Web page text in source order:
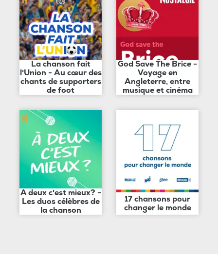
La chanson fait
l'Union - Au cœur des
chants de supporters
de foot
God Save The Brice -
Voyage en
Angleterre, entre
musique et cinéma
A deux c'est mieux? -
Les duos célèbres de
la chanson
17 chansons pour
changer le monde